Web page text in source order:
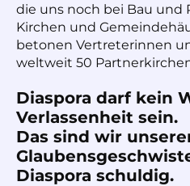
die uns noch bei Bau und
Kirchen und
betonen Vertreterinnen
weltweit 50
Diaspora darf kein
Verlassenheit sein.
Das sind wir
Diaspora schuldig.